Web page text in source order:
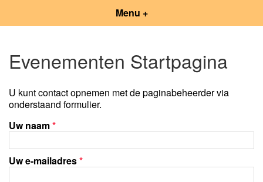
Menu +
Evenementen Startpagina
U kunt contact opnemen met de paginabeheerder via
onderstaand formulier.
Uw naam*
Uw e-mailadres*